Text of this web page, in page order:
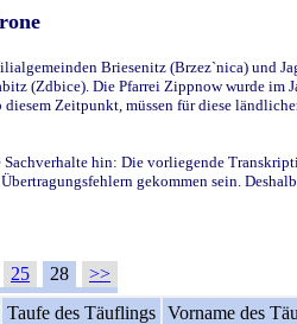
Briesenitz (Brzez`nica) und
(Zdbice). Die Pfarrei Zippnow wurde
Zeitpunkt, müssen für diese
hin: Die vorliegende
gekommen sein.
25 28
>>
Taufe des Täuflings Vorname des